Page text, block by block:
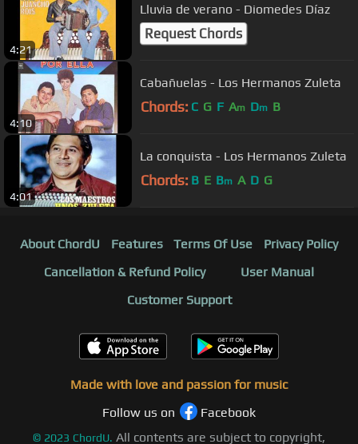
4:21
Lluvia de verano - Diomedes Díaz
Request Chords
4:10
Cabañuelas - Los Hermanos Zuleta
Chords: C G F Am Dm B
4:01
La conquista - Los Hermanos Zuleta
Chords: B E Bm A D G
About ChordU Features Terms Of Use
Privacy Policy
Cancellation & Refund Policy
User Manual
Customer Support
Made with love and passion for music
Follow us on
Facebook
© 2023 ChordU. All contents are subject to copyright,